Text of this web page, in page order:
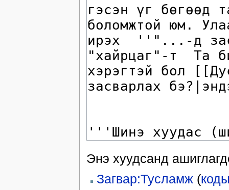
Энэ хуудсанд
Загвар:Тусламж(